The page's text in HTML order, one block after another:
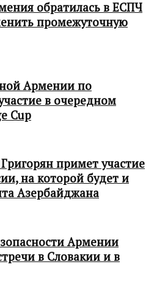
обратилась в ЕСПЧ
промежуточную
Армении по
в очередном
Cup
примет участие
на которой будет и
Азербайджана
Армении
в Словакии и в